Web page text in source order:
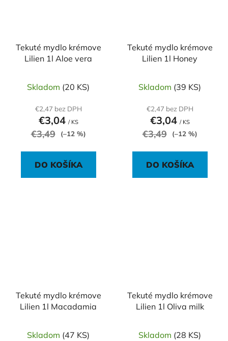
Tekuté mydlo krémove
Lilien 1l Aloe vera
Skladom (20 KS)
€2,47 bez DPH
€3,04 / KS
€3,49 (–12 %)
DO KOŠÍKA
Tekuté mydlo krémove
Lilien 1l Honey
Skladom (39 KS)
€2,47 bez DPH
€3,04 / KS
€3,49 (–12 %)
DO KOŠÍKA
Tekuté mydlo krémove
Lilien 1l Macadamia
Skladom (47 KS)
Tekuté mydlo krémove
Lilien 1l Oliva milk
Skladom (28 KS)